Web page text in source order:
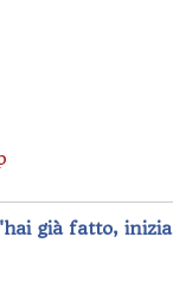
già fatto,